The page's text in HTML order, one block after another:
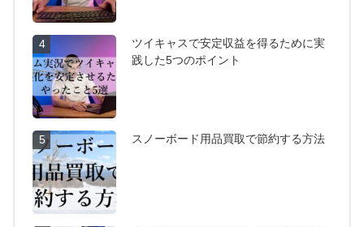
4
ツイキャスで安定収益を得るために実
践した5つのポイント
5 スノーボード用品買取で節約する方法